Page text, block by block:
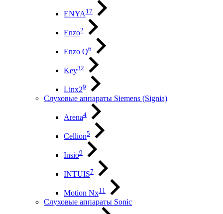
ENYA17
Enzo2
Enzo Q6
Key32
Linx29
Слуховые аппараты Siemens (Signia)
Arena4
Cellion5
Insio9
INTUIS7
Motion Nx11
Слуховые аппараты Sonic